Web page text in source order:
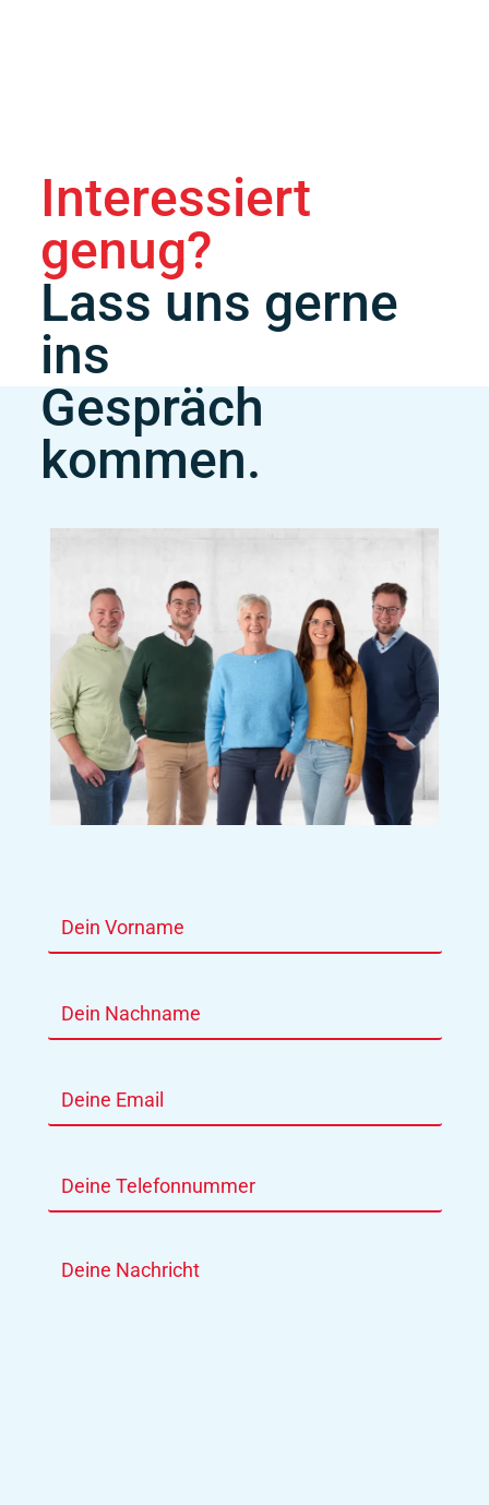
Interessiert
genug?
Lass uns gerne
ins
Gespräch
kommen.